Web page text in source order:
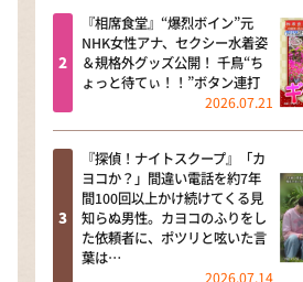
『相席食堂』“爆烈ボイン”元
NHK女性アナ、セクシー水着姿
＆規格外グッズ公開！ 千鳥“ち
ょっと待てぃ！！”ボタン連打
2026.07.21
『探偵！ナイトスクープ』「カ
ヨコか？」間違い電話を約7年
間100回以上かけ続けてくる見
知らぬ男性。カヨコのふりをし
た依頼者に、ポツリと呟いた言
葉は…
2026.07.14